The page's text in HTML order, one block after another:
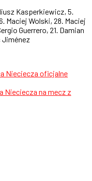
Kasperkiewicz, 5.
Maciej Wolski, 28. Maciej
Guerrero, 21. Damian
Jiménez
Nieciecza oficjalne
Nieciecza na mecz z